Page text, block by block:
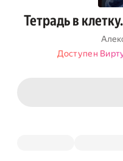
Тетрадь в
Доступен